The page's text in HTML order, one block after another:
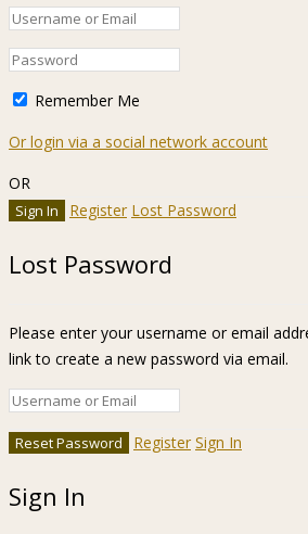
Remember Me
Or login via a social network account
OR
Register Lost Password
Lost Password
Please enter your username or email
link to create a new password via email.
Register Sign In
Sign In